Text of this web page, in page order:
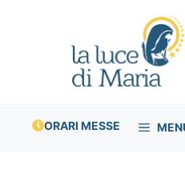
ORARI MESSE